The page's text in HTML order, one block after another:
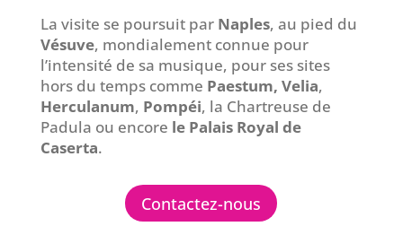
La visite se poursuit par Naples, au pied du
Vésuve, mondialement connue pour
l’intensité de sa musique, pour ses sites
hors du temps comme Paestum, Velia,
Herculanum, Pompéi, la Chartreuse de
Padula ou encore le Palais Royal de
Caserta.
Contactez-nous